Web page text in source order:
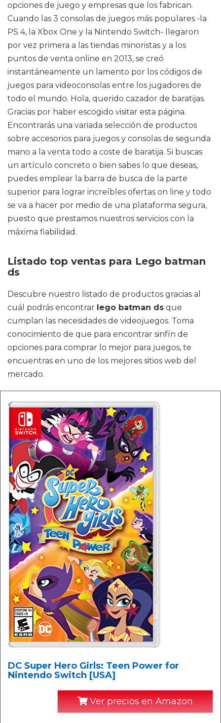
opciones de juego y empresas que los fabrican.
Cuando las 3 consolas de juegos más populares -la
PS 4, la Xbox One y la Nintendo Switch- llegaron
por vez primera a las tiendas minoristas y a los
puntos de venta online en 2013, se creó
instantáneamente un lamento por los códigos de
juegos para videoconsolas entre los jugadores de
todo el mundo. Hola, querido cazador de baratijas.
Gracias por haber escogido visitar esta página.
Encontrarás una variada selección de productos
sobre accesorios para juegos y consolas de segunda
mano a la venta todo a coste de baratija. Si buscas
un artículo concreto o bien sabes lo que deseas,
puedes emplear la barra de busca de la parte
superior para lograr increíbles ofertas on line y todo
se va a hacer por medio de una plataforma segura,
puesto que prestamos nuestros servicios con la
máxima fiabilidad.
Listado top ventas para Lego batman
ds
Descubre nuestro listado de productos gracias al
cuál podrás encontrar lego batman ds que
cumplan las necesidades de videojuegos. Toma
conocimiento de que para encontrar sinfín de
opciones para comprar lo mejor para juegos, te
encuentras en uno de los mejores sitios web del
mercado.
DC Super Hero Girls: Teen Power for
Nintendo Switch [USA]
Ver precios en Amazon